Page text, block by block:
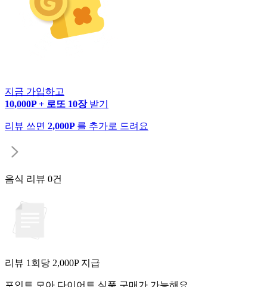
지금 가입하고
10,000P + 로또 10장 받기
리뷰 쓰면 2,000P 를 추가로 드려요
음식 리뷰 0건
리뷰 1회당 2,000P 지급
포인트 모아 다이어트 식품 구매가 가능해요